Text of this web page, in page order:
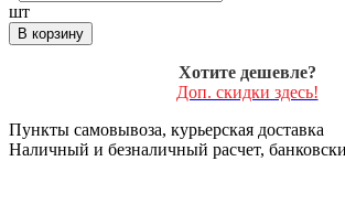
шт
В корзину
Хотите дешевле?
Доп. скидки здесь!
Пункты самовывоза, курьерская доставка
Наличный и безналичный расчет,